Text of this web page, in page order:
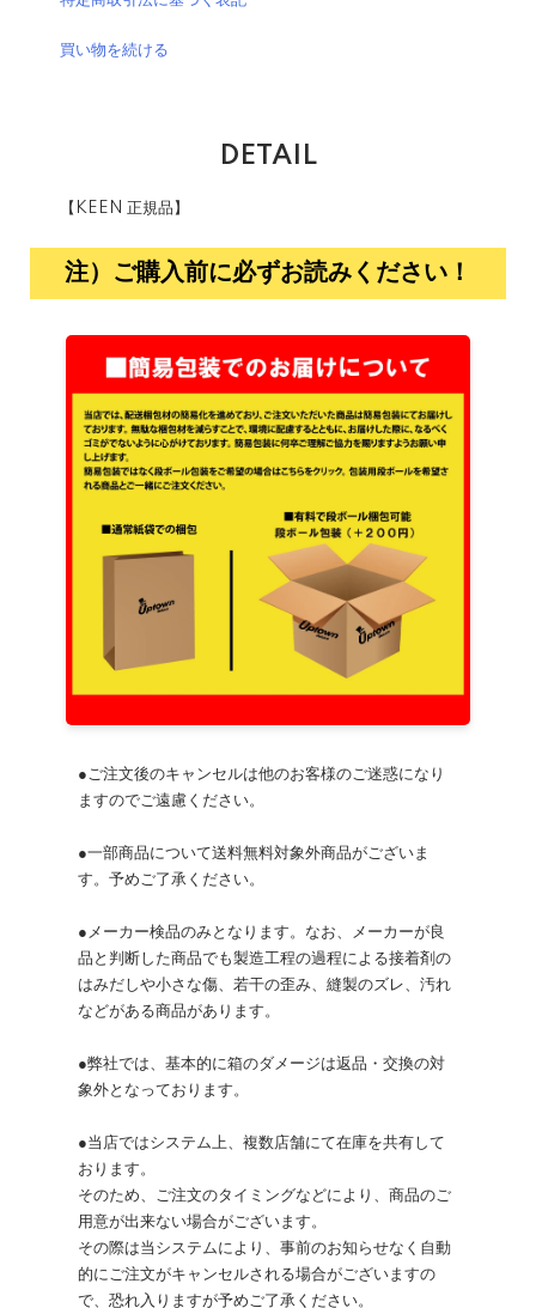
買い物を続ける
DETAIL
【KEEN 正規品】
注）ご購入前に必ずお読みください！
●ご注文後のキャンセルは他のお客様のご迷惑になり
ますのでご遠慮ください。
●一部商品について送料無料対象外商品がございま
す。予めご了承ください。
●メーカー検品のみとなります。なお、メーカーが良
品と判断した商品でも製造工程の過程による接着剤の
はみだしや小さな傷、若干の歪み、縫製のズレ、汚れ
などがある商品があります。
●弊社では、基本的に箱のダメージは返品・交換の対
象外となっております。
●当店ではシステム上、複数店舗にて在庫を共有して
おります。
そのため、ご注文のタイミングなどにより、商品のご
用意が出来ない場合がございます。
その際は当システムにより、事前のお知らせなく自動
的にご注文がキャンセルされる場合がございますの
で、恐れ入りますが予めご了承ください。